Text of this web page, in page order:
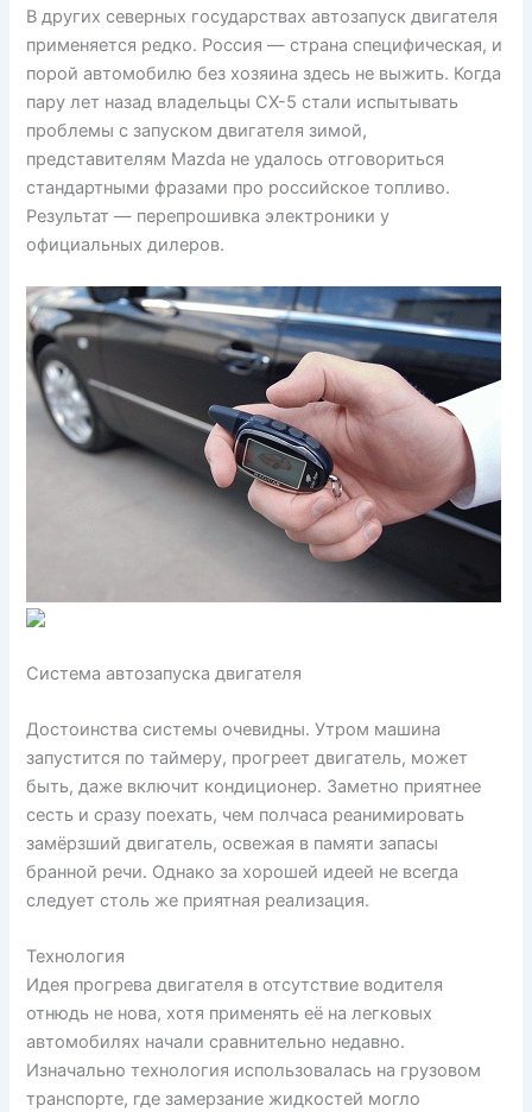
В других северных государствах автозапуск двигателя
применяется редко. Россия — страна специфическая, и
порой автомобилю без хозяина здесь не выжить. Когда
пару лет назад владельцы CX-5 стали испытывать
проблемы с запуском двигателя зимой,
представителям Mazda не удалось отговориться
стандартными фразами про российское топливо.
Результат — перепрошивка электроники у
официальных дилеров.
Система автозапуска двигателя
Достоинства системы очевидны. Утром машина
запустится по таймеру, прогреет двигатель, может
быть, даже включит кондиционер. Заметно приятнее
сесть и сразу поехать, чем полчаса реанимировать
замёрзший двигатель, освежая в памяти запасы
бранной речи. Однако за хорошей идеей не всегда
следует столь же приятная реализация.
Технология
Идея прогрева двигателя в отсутствие водителя
отнюдь не нова, хотя применять её на легковых
автомобилях начали сравнительно недавно.
Изначально технология использовалась на грузовом
транспорте, где замерзание жидкостей могло